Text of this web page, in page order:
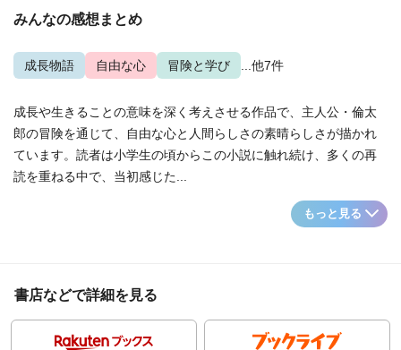
みんなの感想まとめ
成長物語 自由な心 冒険と学び ...他7件
成長や生きることの意味を深く考えさせる作品で、主人公・倫太
郎の冒険を通じて、自由な心と人間らしさの素晴らしさが描かれ
ています。読者は小学生の頃からこの小説に触れ続け、多くの再
読を重ねる中で、当初感じた...
もっと見る
書店などで詳細を見る